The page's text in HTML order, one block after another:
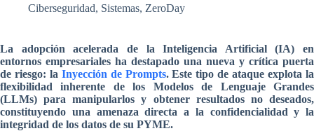
Ciberseguridad, Sistemas, ZeroDay
La adopción acelerada de la Inteligencia Artificial (IA) en
entornos empresariales ha destapado una nueva y crítica puerta
de riesgo: la Inyección de Prompts. Este tipo de ataque explota la
flexibilidad inherente de los Modelos de Lenguaje Grandes
(LLMs) para manipularlos y obtener resultados no deseados,
constituyendo una amenaza directa a la confidencialidad y la
integridad de los datos de su PYME.